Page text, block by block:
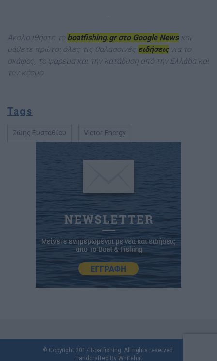
–
Ακολουθήστε το boatfishing.gr στο Google Newsκαι
μάθετε πρώτοι όλες τις θαλασσινές ειδήσειςγια το
σκάφος, το ψάρεμα και την κατάδυση από την Ελλάδα και
τον κόσμο
Tags
Ζώης Ευσταθίου Victor Energy
© Copyright 2017 Boatfishing. All rights reserved.
Handcrafted By Whitehat